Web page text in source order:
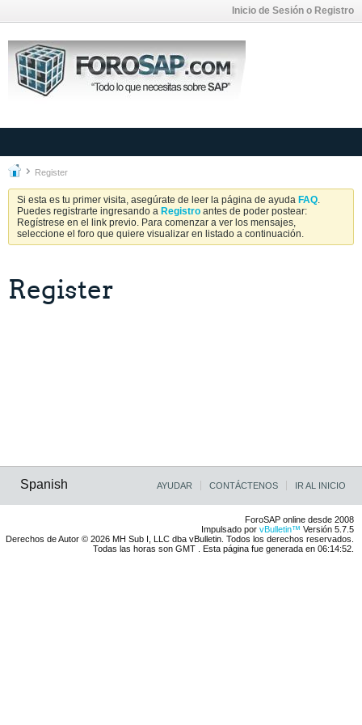
Inicio de Sesión o Registro
Register
Si esta es tu primer visita, asegúrate de leer la página de ayuda FAQ.
Puedes registrarte ingresando a Registro antes de poder postear:
Regístrese en el link previo. Para comenzar a ver los mensajes,
seleccione el foro que quiere visualizar en listado a continuación.
Register
Spanish AYUDAR CONTÁCTENOS IR AL INICIO
ForoSAP online desde 2008
Impulsado por vBulletin™ Versión 5.7.5
Derechos de Autor © 2026 MH Sub I, LLC dba vBulletin. Todos los derechos reservados.
Todas las horas son GMT . Esta página fue generada en 06:14:52.